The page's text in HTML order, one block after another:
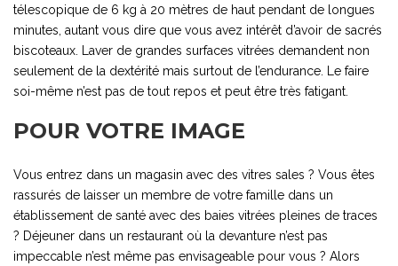
télescopique de 6 kg à 20 mètres de haut pendant de longues
minutes, autant vous dire que vous avez intérêt d’avoir de sacrés
biscoteaux. Laver de grandes surfaces vitrées demandent non
seulement de la dextérité mais surtout de l’endurance. Le faire
soi-même n’est pas de tout repos et peut être très fatigant.
POUR VOTRE IMAGE
Vous entrez dans un magasin avec des vitres sales ? Vous êtes
rassurés de laisser un membre de votre famille dans un
établissement de santé avec des baies vitrées pleines de traces
? Déjeuner dans un restaurant où la devanture n’est pas
impeccable n’est même pas envisageable pour vous ? Alors